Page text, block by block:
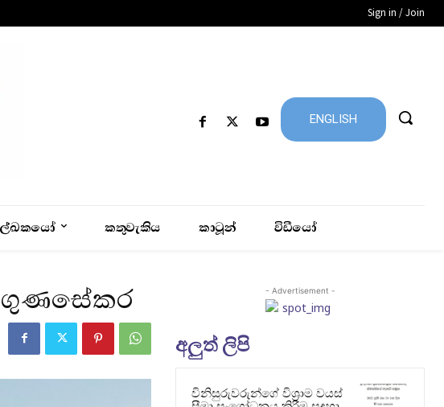
Sign in / Join
ENGLISH
කතුවැකිය කාටූන් විඩීයෝ
ගුණසේකර - Advertisement -
අලුත් ලිපි
විනිසුරුවරුන්ගේ විශ්‍රාම වයස්